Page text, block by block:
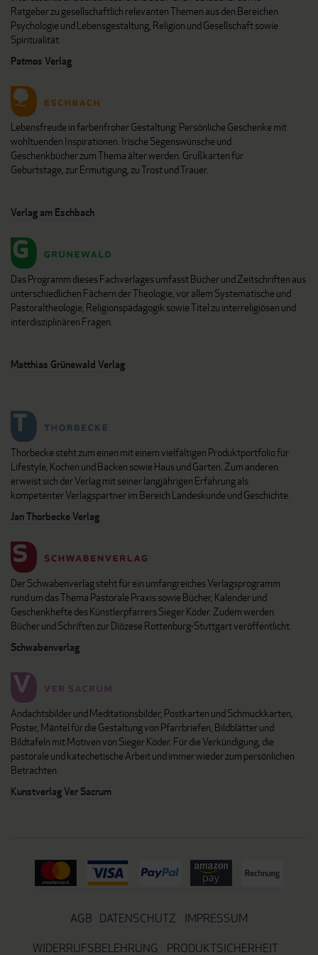
Ratgeber zu gesellschaftlich relevanten Themen aus den Bereichen
Psychologie und Lebensgestaltung, Religion und Gesellschaft sowie
Spiritualität.
Patmos Verlag
Lebensfreude in farbenfroher Gestaltung: Persönliche Geschenke mit
wohltuenden Inspirationen. Irische Segenswünsche und
Geschenkbücher zum Thema älter werden. Grußkarten für
Geburtstage, zur Ermutigung, zu Trost und Trauer.
Verlag am Eschbach
Das Programm dieses Fachverlages umfasst Bücher und Zeitschriften aus
unterschiedlichen Fächern der Theologie, vor allem Systematische und
Pastoraltheologie, Religionspädagogik sowie Titel zu interreligiösen und
interdisziplinären Fragen.
Matthias Grünewald Verlag
Thorbecke steht zum einen mit einem vielfältigen Produktportfolio für
Lifestyle, Kochen und Backen sowie Haus und Garten. Zum anderen
erweist sich der Verlag mit seiner langjährigen Erfahrung als
kompetenter Verlagspartner im Bereich Landeskunde und Geschichte.
Jan Thorbecke Verlag
Der Schwabenverlag steht für ein umfangreiches Verlagsprogramm
rund um das Thema Pastorale Praxis sowie Bücher, Kalender und
Geschenkhefte des Künstlerpfarrers Sieger Köder. Zudem werden
Bücher und Schriften zur Diözese Rottenburg-Stuttgart veröffentlicht.
Schwabenverlag
Andachtsbilder und Meditationsbilder, Postkarten und Schmuckkarten,
Poster, Mäntel für die Gestaltung von Pfarrbriefen, Bildblätter und
Bildtafeln mit Motiven von Sieger Köder. Für die Verkündigung, die
pastorale und katechetische Arbeit und immer wieder zum persönlichen
Betrachten.
Kunstverlag Ver Sacrum
AGB DATENSCHUTZ
IMPRESSUM
WIDERRUFSBELEHRUNG
PRODUKTSICHERHEIT